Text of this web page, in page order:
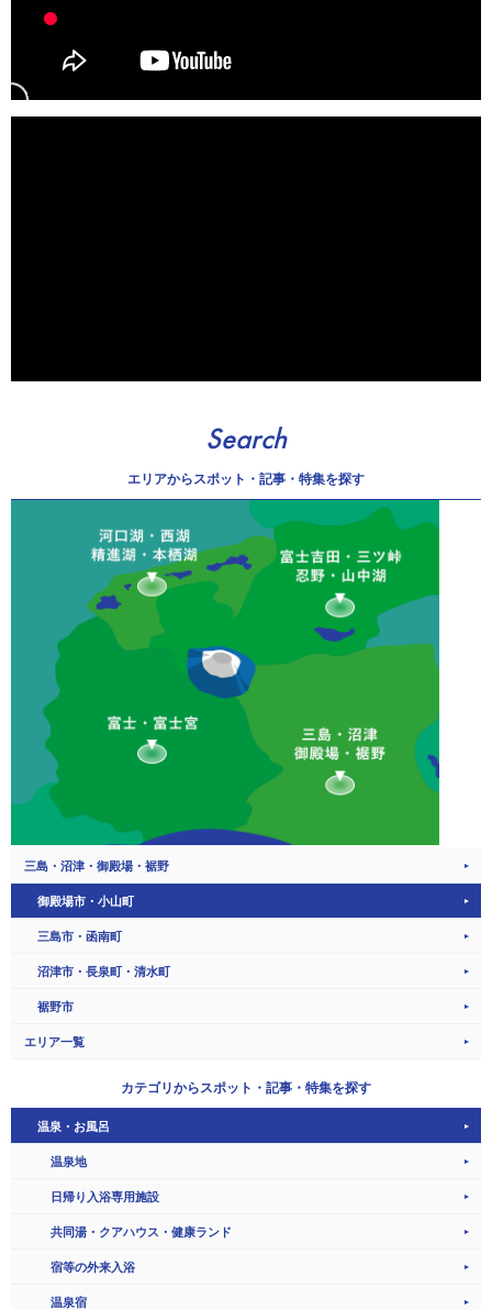
Search
エリアからスポット・記事・特集を探す
三島・沼津・御殿場・裾野
御殿場市・小山町
三島市・函南町
沼津市・長泉町・清水町
裾野市
エリア一覧
カテゴリから スポット・記事・特集を探す
温泉・お風呂
温泉地
日帰り入浴専用施設
共同湯・クアハウス・健康ランド
宿等の外来入浴
温泉宿